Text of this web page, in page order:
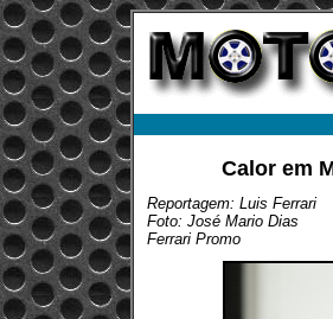
Calor em
Reportagem: Luis Ferrari
Foto: José Mario Dias
Ferrari Promo